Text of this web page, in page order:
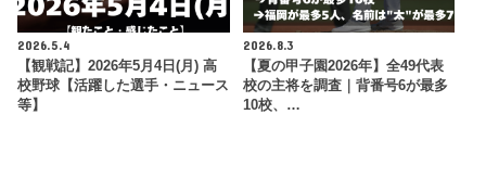
2026.5.4
【観戦記】2026年5月4日(月) 高
校野球【活躍した選手・ニュース
等】
2026.8.3
【夏の甲子園2026年】全49代表
校の主将を調査｜背番号6が最多
10校、…